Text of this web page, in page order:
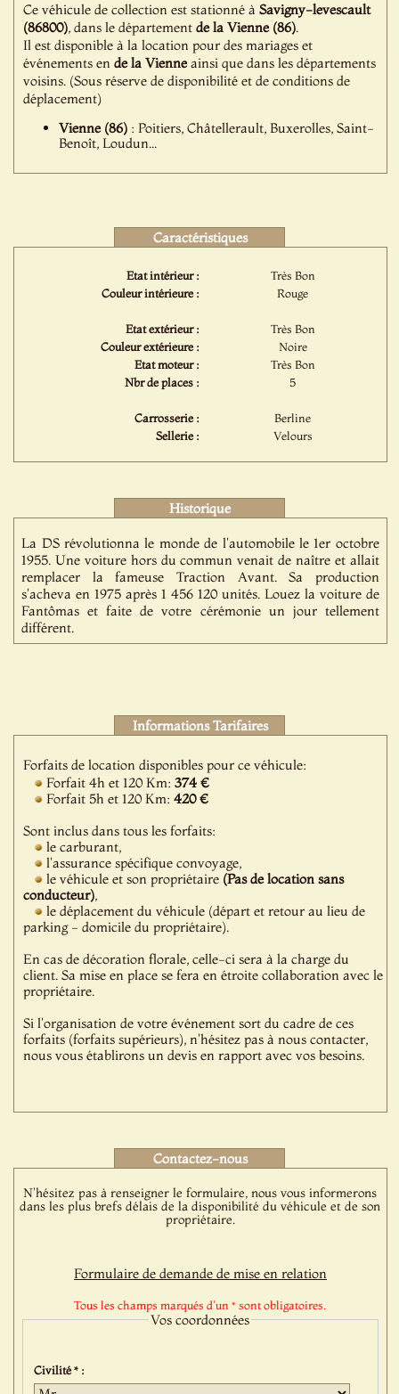
Ce véhicule de collection est stationné àSavigny-levescault
(86800), dans le départementde la Vienne (86).
Il est disponible à la location pour des mariages et
événements ende la Vienneainsi que dans les départements
voisins. (Sous réserve de disponibilité et de conditions de
déplacement)
Vienne (86) : Poitiers, Châtellerault, Buxerolles, Saint-
Benoît, Loudun...
Caractéristiques
Etat intérieur :
Très Bon
Couleur intérieure :
Rouge
Etat extérieur :
Très Bon
Couleur extérieure :
Noire
Etat moteur :
Très Bon
Nbr de places :
5
Carrosserie :
Berline
Sellerie :
Velours
Historique
La DS révolutionna le monde de l'automobile le 1er octobre
1955. Une voiture hors du commun venait de naître et allait
remplacer la fameuse Traction Avant. Sa production
s'acheva en 1975 après 1 456 120 unités. Louez la voiture de
Fantômas et faite de votre cérémonie un jour tellement
différent.
Informations Tarifaires
Forfaits de location disponibles pour ce véhicule:
Forfait 4h et 120 Km:374 €
Forfait 5h et 120 Km:420 €
Sont inclus dans tous les forfaits:
le carburant,
l'assurance spécifique convoyage,
le véhicule et son propriétaire (Pas de location sans
conducteur),
le déplacement du véhicule (départ et retour au lieu de
parking - domicile du propriétaire).
En cas de décoration florale, celle-ci sera à la charge du
client. Sa mise en place se fera en étroite collaboration avec le
propriétaire.
Si l'organisation de votre événement sort du cadre de ces
forfaits (forfaits supérieurs), n'hésitez pas à nous contacter,
nous vous établirons un devis en rapport avec vos besoins.
Contactez-nous
N'hésitez pas à renseigner le formulaire, nous vous informerons
dans les plus brefs délais de la disponibilité du véhicule et de son
propriétaire.
Formulaire de demande de mise en relation
Tous les champs marqués d'un * sont obligatoires.
Vos coordonnées
Civilité * :